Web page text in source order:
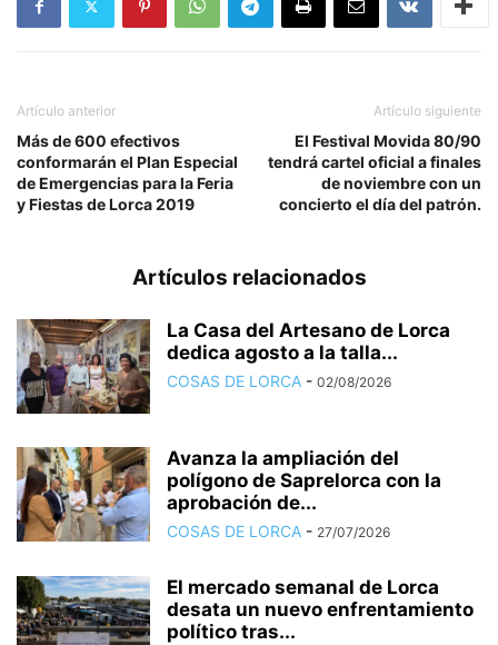
Artículo anterior
Más de 600 efectivos
conformarán el Plan Especial
de Emergencias para la Feria
y Fiestas de Lorca 2019
Artículo siguiente
El Festival Movida 80/90
tendrá cartel oficial a finales
de noviembre con un
concierto el día del patrón.
Artículos relacionados
La Casa del Artesano de Lorca
dedica agosto a la talla...
COSAS DE LORCA - 02/08/2026
Avanza la ampliación del
polígono de Saprelorca con la
aprobación de...
COSAS DE LORCA - 27/07/2026
El mercado semanal de Lorca
desata un nuevo enfrentamiento
político tras...